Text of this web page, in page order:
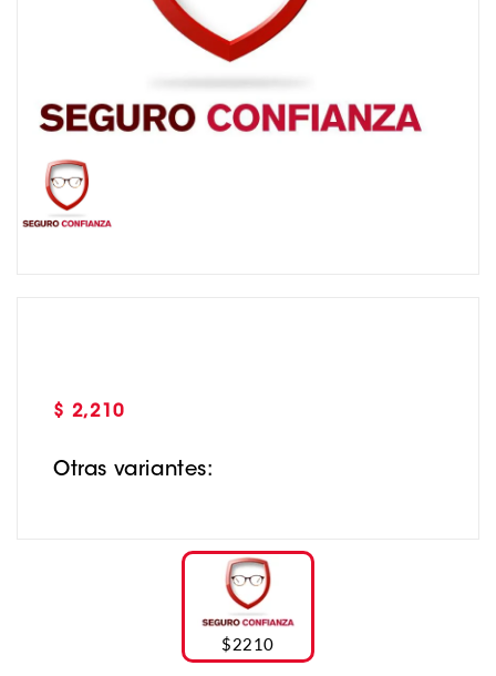
Precio
$ 2,210
Otras variantes:
$2210